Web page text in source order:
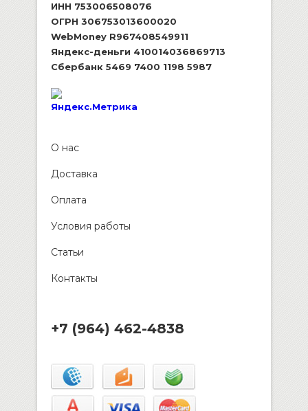
ИНН 753006508076
ОГРН 306753013600020
WebMoney R967408549911
Яндекс-деньги 410014036869713
Сбербанк 5469 7400 1198 5987
О нас
Доставка
Оплата
Условия работы
Статьи
Контакты
+7 (964) 462-4838